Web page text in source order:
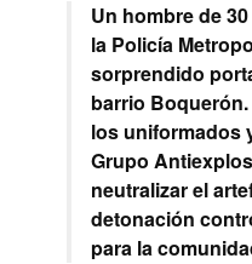
Un hombre de
la Policía
sorprendido
barrio
los uniformados
Grupo
neutralizar el
detonación
para la